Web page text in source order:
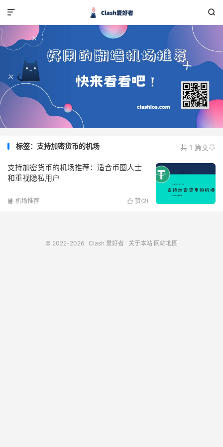


共 1 篇文章
标签：支持加密货币的机场
支持加密货币的机场推荐：适合币圈人士
和重视隐私用户
 赞(2)
 机场推荐
© 2022-2026 Clash 爱好者 关于本站 网站地图